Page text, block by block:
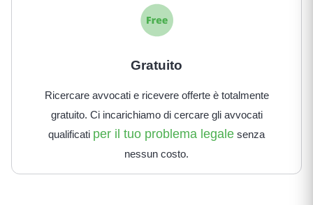
Gratuito
Ricercare avvocati e ricevere offerte è totalmente
gratuito. Ci incarichiamo di cercare gli avvocati
qualificati per il tuo problema legale senza
nessun costo.